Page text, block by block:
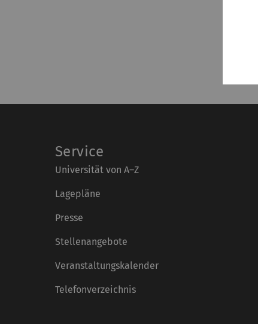
Service
Universität von A–Z
Lagepläne
Presse
Stellenangebote
Veranstaltungskalender
Telefonverzeichnis